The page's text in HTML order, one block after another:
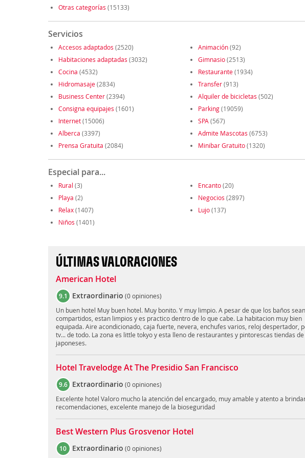
Otras categorías (15133)
Servicios
Accesos adaptados (2520) Animación(92)
Habitaciones adaptadas (3032) Gimnasio(2513)
Cocina (4532) Restaurante(1934)
Hidromasaje(2834) Transfer(913)
Business Center(2394) Alquiler de bicicletas (502)
Consigna equipajes (1601) Parking(19059)
Internet(15006) SPA (567)
Alberca (3397) Admite Mascotas (6753)
Prensa Gratuita (2084) Minibar Gratuito(1320)
Especial para...
Rural (3) Encanto(20)
Playa (2) Negocios (2897)
Relax(1407) Lujo(137)
Niños (1401)
ÚLTIMAS VALORACIONES
American Hotel
9.1 Extraordinario (0 opiniones)
Un buen hotel Muy buen hotel. Muy bonito. Y muy limpio. A pesar de que los baños sean
compartidos, estan limpios y es practico dentro de lo que cabe. La habitacion muy bien
equipada. Aire acondicionado, caja fuerte, nevera, enchufes varios, reloj despertador,
tv... de todo. La zona es little tokyo y esta lleno de restaurantes y pintorescas tiendas
japoneses.
Hotel Travelodge At The Presidio San Francisco
9.6 Extraordinario (0 opiniones)
Excelente hotel Valoro mucho la atención del encargado, muy amable y atento a
recomendaciones, excelente manejo de la bioseguridad
Best Western Plus Grosvenor Hotel
10 Extraordinario (0 opiniones)